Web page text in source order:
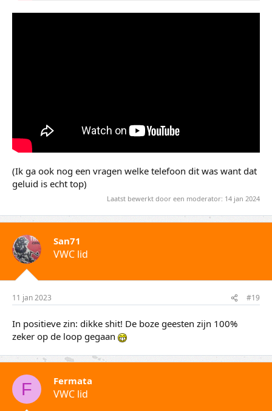
(Ik ga ook nog een vragen welke telefoon dit was want dat
geluid is echt top)
Laatst bewerkt door een moderator: 14 jan 2024
San71
VWC lid
11 jan 2023 #19
In positieve zin: dikke shit! De boze geesten zijn 100%
zeker op de loop gegaan
F Fermata
VWC lid